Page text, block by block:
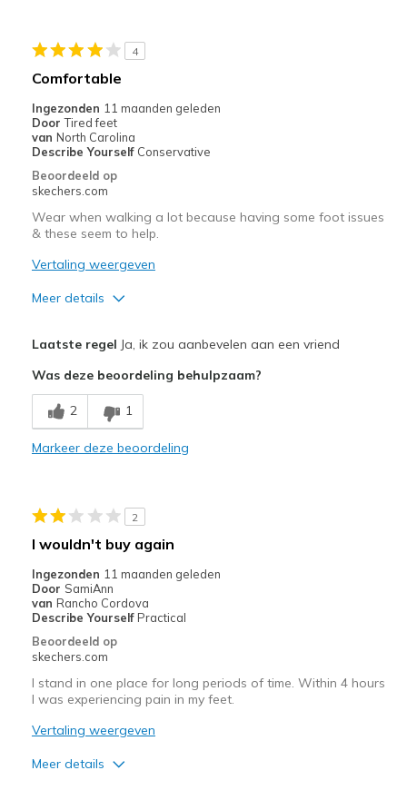
Sizing
View On Shoes
Shoes are for Wearing
4
Comfortable
Ingezonden 11 maanden geleden
Door Tired feet
van North Carolina
Describe Yourself Conservative
Beoordeeld op
skechers.com
Wear when walking a lot because having some foot issues
& these seem to help.
Vertaling weergeven
Meer details
Comfortable
Beste toepassingen
Casual Wear
Sizing
View On Shoes
Shoes are for Wearing
Laatste regel Ja, ik zou aanbevelen aan een vriend
Was deze beoordeling behulpzaam?
2 1
Markeer deze beoordeling
2
I wouldn't buy again
Ingezonden 11 maanden geleden
Door SamiAnn
van Rancho Cordova
Describe Yourself Practical
Beoordeeld op
skechers.com
I stand in one place for long periods of time. Within 4 hours
I was experiencing pain in my feet.
Vertaling weergeven
Meer details